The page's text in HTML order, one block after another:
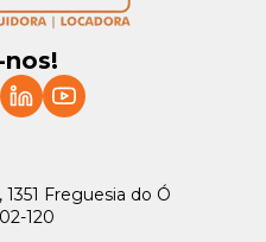
Freguesia do Ó
120